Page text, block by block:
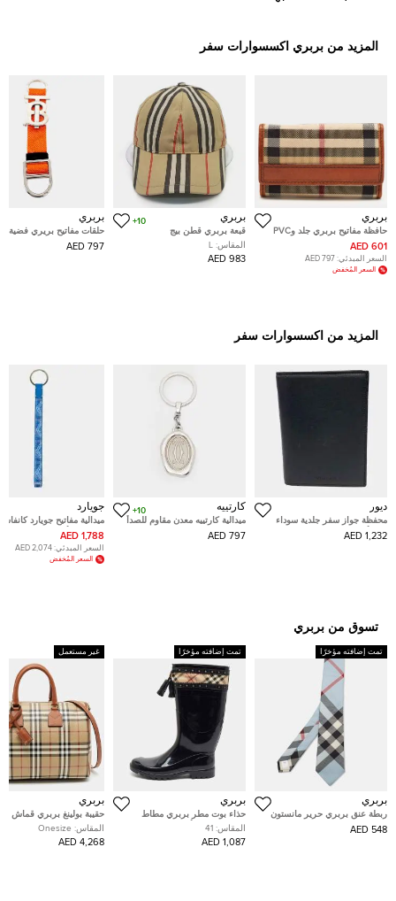
المزيد من بربري اكسسوارات سفر
بربري
حافظة مفاتيح بربري جلد وPVC
بنية / بيج
601 AED
السعر المبدئي: 797 AED
السعر المُخفض
بربري
10+
قبعة بربري قطن بيج
المقاس:
983 AED
بربري
حلقات مفاتيح بريري فضية
797 AED
المزيد من اكسسوارات سفر
ديور
محفظة جواز سفر جلدية سوداء
ديور أوم
1,232 AED
كارتييه
10+
ميدالية كارتييه معدن مقاوم للصدأ
ختم شمعي
797 AED
جويارد
ميدالية مفاتيح جويارد كانفاس
جوياردين أورق مقوى
1,788 AED
السعر المبدئي: 2,074 AED
السعر المُخفض
تسوق من بربري
تمت إضافته مؤخرًا
بربري
ربطة عنق بربري حرير مانستون
بنقوش مربعات زرقاء
548 AED
تمت إضافته مؤخرًا
بربري
حذاء بوت مطر بربري مطاط
وكانفاس بيج / أسود مقاس 40
المقاس: 41
1,087 AED
غير مستعمل
بربري
حقيبة بولينغ بربري قماش
وكارو عتيق لون بيج وبني و
المقاس: Onesize
4,268 AED